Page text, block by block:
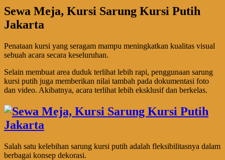
Sewa Meja, Kursi Sarung Kursi Putih
Jakarta
Penataan kursi yang seragam mampu meningkatkan kualitas visual
sebuah acara secara keseluruhan.
Selain membuat area duduk terlihat lebih rapi, penggunaan sarung
kursi putih juga memberikan nilai tambah pada dokumentasi foto
dan video. Akibatnya, acara terlihat lebih eksklusif dan berkelas.
Salah satu kelebihan sarung kursi putih adalah fleksibilitasnya dalam
berbagai konsep dekorasi.